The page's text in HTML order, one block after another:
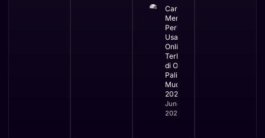
Cara
Mengurus
Perizinan
Usaha
Online
Terbaru
di OSS
Paling
Mudah
2026
June 2,
2026